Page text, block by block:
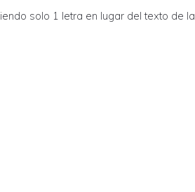
solo 1 letra en lugar del texto de la